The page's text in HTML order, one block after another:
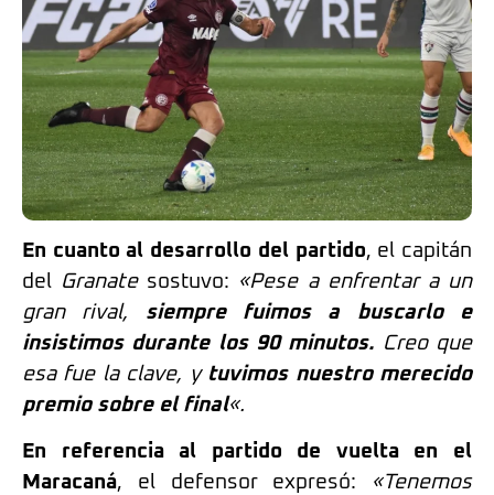
En cuanto al desarrollo del partido, el capitán
del Granatesostuvo: «Pese a enfrentar a un
gran rival, siempre fuimos a buscarlo e
insistimos durante los 90 minutos. Creo que
esa fue la clave, y tuvimos nuestro merecido
premio sobre el final«.
En referencia al partido de vuelta en el
Maracaná, el defensor expresó:
«Tenemos